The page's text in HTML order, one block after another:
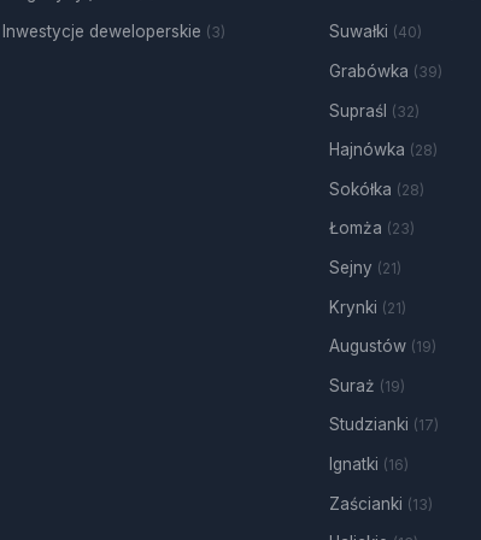
Inwestycje deweloperskie (3) Suwałki (40)
Grabówka (39)
Supraśl (32)
Hajnówka (28)
Sokółka (28)
Łomża (23)
Sejny (21)
Krynki (21)
Augustów (19)
Suraż (19)
Studzianki (17)
Ignatki (16)
Zaścianki (13)